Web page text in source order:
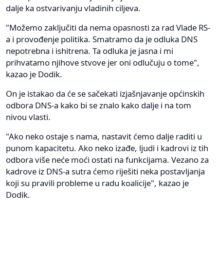
dalje ka ostvarivanju vladinih ciljeva.
"Možemo zaključiti da nema opasnosti za rad Vlade RS-
a i provođenje politika. Smatramo da je odluka DNS
nepotrebna i ishitrena. Ta odluka je jasna i mi
prihvatamo njihove stvove jer oni odlučuju o tome",
kazao je Dodik.
On je istakao da će se sačekati izjašnjavanje općinskih
odbora DNS-a kako bi se znalo kako dalje i na tom
nivou vlasti.
"Ako neko ostaje s nama, nastavit ćemo dalje raditi u
punom kapacitetu. Ako neko izađe, ljudi i kadrovi iz tih
odbora više neće moći ostati na funkcijama. Vezano za
kadrove iz DNS-a sutra ćemo riješiti neka postavljanja
koji su pravili probleme u radu koalicije", kazao je
Dodik.